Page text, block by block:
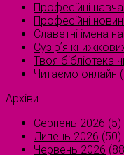
Професійні
Професійні
Славетні імена
Сузірʼя
Твоя бібліотека
Читаємо онлайн
Архіви
Серпень 2026 (5)
Липень 2026 (50)
Червень 2026